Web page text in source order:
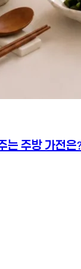
는 주방 가전은